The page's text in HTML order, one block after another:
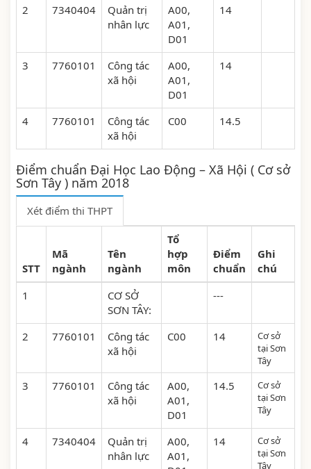
2 7340404
Quản trị
nhân lực
A00,
A01,
D01
14
3 7760101
Công tác
xã hội
A00,
A01,
D01
14
4 7760101
Công tác
xã hội
C00 14.5
Điểm chuẩn Đại Học Lao Động – Xã Hội ( Cơ sở
Sơn Tây ) năm 2018
Xét điểm thi THPT
STT
Mã
ngành
Tên
ngành
Tổ
hợp
môn
Điểm
chuẩn
Ghi
chú
1
CƠ SỞ
SƠN TÂY:
---
2 7760101
Công tác
xã hội
C00 14
Cơ sở
tại Sơn
Tây
3 7760101
Công tác
xã hội
A00,
A01,
D01
14.5
Cơ sở
tại Sơn
Tây
4 7340404
Quản trị
nhân lực
A00,
A01,
14
Cơ sở
tại Sơn
Tây